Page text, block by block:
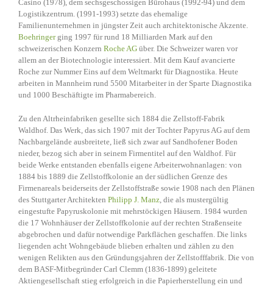
Casino (1978), dem sechsgeschossigen Bürohaus (1992-94) und dem
Logistikzentrum. (1991-1993) setzte das ehemalige
Familienunternehmen in jüngster Zeit auch architektonische Akzente.
Boehringerging 1997 für rund 18 Milliarden Mark auf den
schweizerischen Konzern Roche AG über. Die Schweizer waren vor
allem an der Biotechnologie interessiert. Mit dem Kauf avancierte
Roche zur Nummer Eins auf dem Weltmarkt für Diagnostika. Heute
arbeiten in Mannheim rund 5500 Mitarbeiter in der Sparte Diagnostika
und 1000 Beschäftigte im Pharmabereich.
Zu den Altrheinfabriken gesellte sich 1884 die Zellstoff-Fabrik
Waldhof. Das Werk, das sich 1907 mit der Tochter Papyrus AG auf dem
Nachbargelände ausbreitete, ließ sich zwar auf Sandhofener Boden
nieder, bezog sich aber in seinem Firmentitel auf den Waldhof. Für
beide Werke entstanden ebenfalls eigene Arbeiterwohnanlagen: von
1884 bis 1889 die Zellstoffkolonie an der südlichen Grenze des
Firmenareals beiderseits der Zellstoffstraße sowie 1908 nach den Plänen
des Stuttgarter Architekten Philipp J. Manz, die als mustergültig
eingestufte Papyruskolonie mit mehrstöckigen Häusern. 1984 wurden
die 17 Wohnhäuser der Zellstoffkolonie auf der rechten Straßenseite
abgebrochen und dafür notwendige Parkflächen geschaffen. Die links
liegenden acht Wohngebäude blieben erhalten und zählen zu den
wenigen Relikten aus den Gründungsjahren der Zellstofffabrik. Die von
dem BASF-Mitbegründer Carl Clemm (1836-1899) geleitete
Aktiengesellschaft stieg erfolgreich in die Papierherstellung ein und